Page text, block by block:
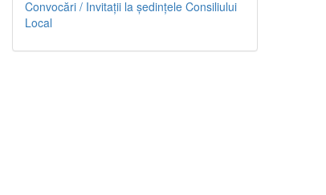
Convocări / Invitaţii la şedinţele Consiliului
Local